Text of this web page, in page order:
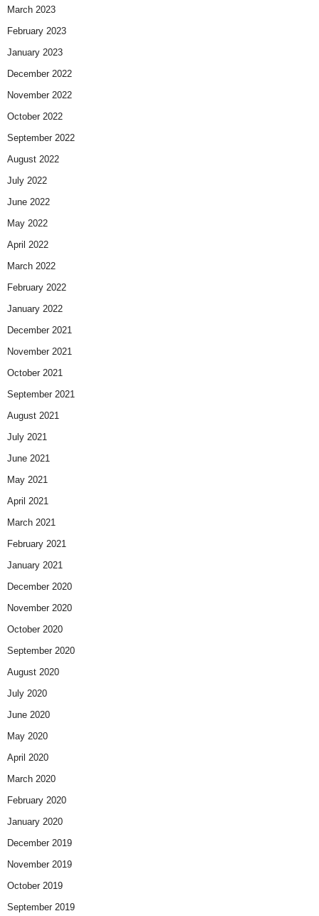
March 2023
February 2023
January 2023
December 2022
November 2022
October 2022
September 2022
August 2022
July 2022
June 2022
May 2022
April 2022
March 2022
February 2022
January 2022
December 2021
November 2021
October 2021
September 2021
August 2021
July 2021
June 2021
May 2021
April 2021
March 2021
February 2021
January 2021
December 2020
November 2020
October 2020
September 2020
August 2020
July 2020
June 2020
May 2020
April 2020
March 2020
February 2020
January 2020
December 2019
November 2019
October 2019
September 2019